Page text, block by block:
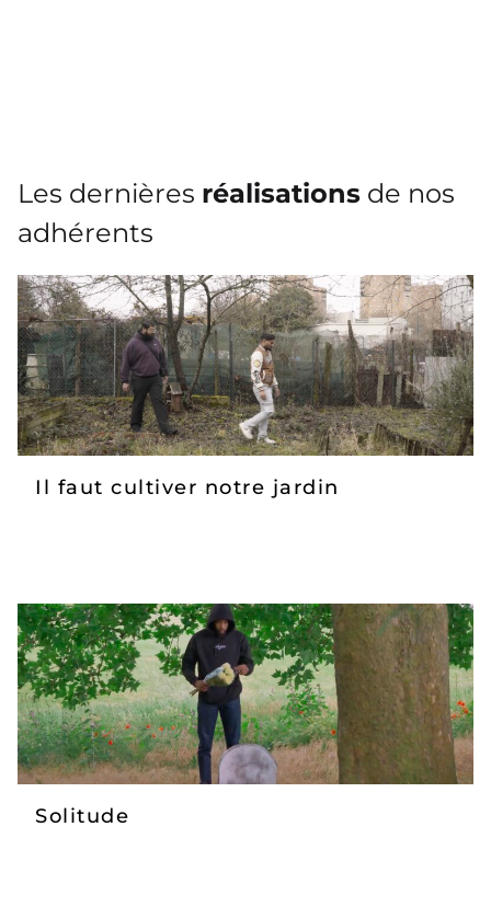
Les dernières réalisations de nos
adhérents
Il faut cultiver notre jardin
Solitude